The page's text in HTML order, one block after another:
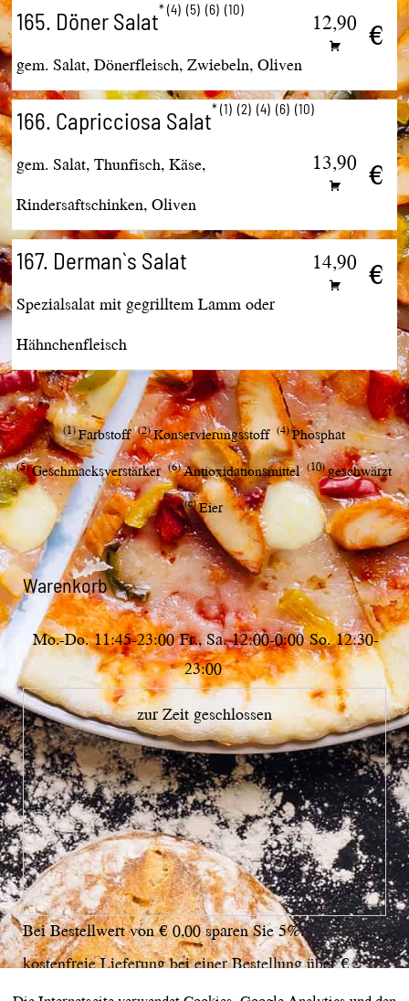
165. Döner Salat 4 5 6 10 12,90 €
gem. Salat, Dönerfleisch, Zwiebeln, Oliven
166. Capricciosa Salat 1 2 4 6 10
13,90 €
gem. Salat, Thunfisch, Käse,
Rindersaftschinken, Oliven
167. Derman`s Salat 14,90 €
Spezialsalat mit gegrilltem Lamm oder
Hähnchenfleisch
1 Farbstoff 2 Konservierungsstoff 4 Phosphat
5 Geschmacksverstärker 6 Antioxidationsmittel 10 geschwärzt
c Eier
Warenkorb
Mo.-Do. 11:45-23:00 Fr., Sa. 12:00-0:00 So. 12:30-
23:00
zur Zeit geschlossen
Bei Bestellwert von € 0,00 sparen Sie 5%.
kostenfreie Lieferung bei einer Bestellung über€
12,00